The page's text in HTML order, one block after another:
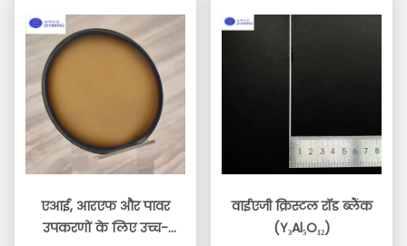
एआई, आरएफ और पावर
उपकरणों के लिए उच्च-
वाईएजी क्रिस्टल रॉड ब्लैंक
(Y₃Al₅O₁₂)